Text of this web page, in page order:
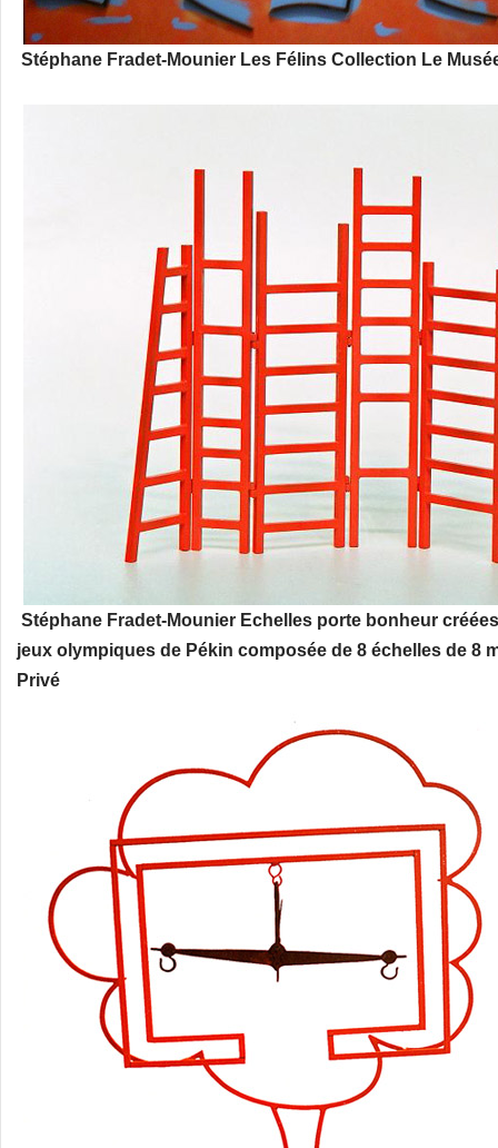
Stéphane Fradet-Mounier Les Félins Collection Le
Stéphane Fradet-Mounier Echelles porte bonheur
jeux olympiques de Pékin composée de 8 échelles de 8
Privé